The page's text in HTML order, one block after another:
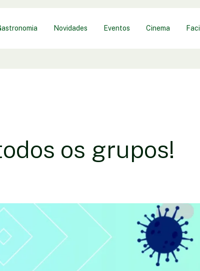
Novidades Eventos Cinema
os grupos!